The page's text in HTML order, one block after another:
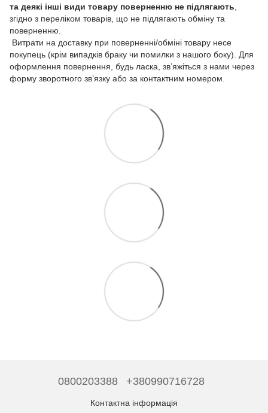
та деякі інші види товару поверненню не підлягають
згідно з переліком товарів, що не підлягають обміну та
поверненню.
Витрати на доставку при поверненні/обміні товару несе
покупець (крім випадків браку чи помилки з нашого боку). Для
оформлення повернення, будь ласка, зв’яжіться з нами через
форму зворотного зв’язку або за контактним номером.
0800203388 +380990716728
Контактна інформація